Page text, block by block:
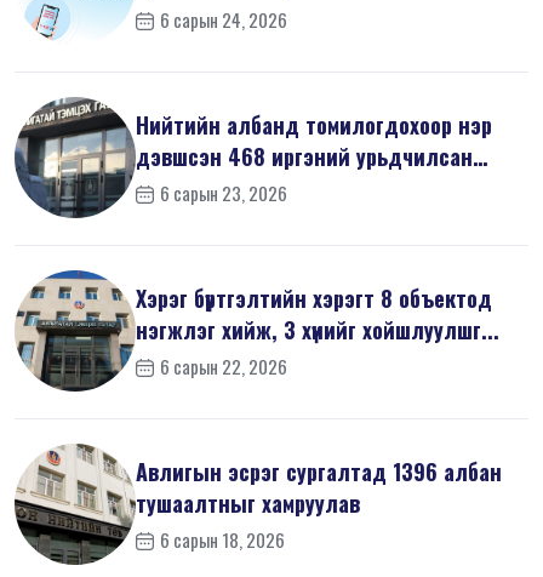
6 сарын 24, 2026
Нийтийн албанд томилогдохоор нэр
дэвшсэн 468 иргэний урьдчилсан
мэдүүл...
6 сарын 23, 2026
Хэрэг бүртгэлтийн хэрэгт 8 объектод
нэгжлэг хийж, 3 хүнийг хойшлуулшг...
6 сарын 22, 2026
Авлигын эсрэг сургалтад 1396 албан
тушаалтныг хамруулав
6 сарын 18, 2026